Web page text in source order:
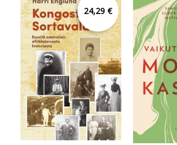
24,29 €